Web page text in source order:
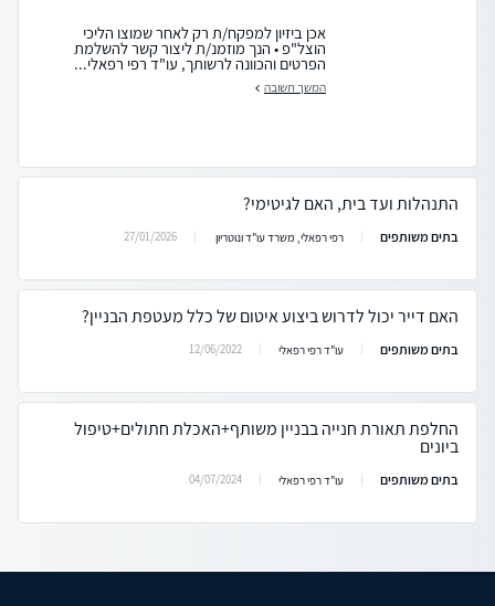
אכן ביזיון למפקח/ת רק לאחר שמוצו הליכי
הוצל"פ • הנך מוזמנ/ת ליצור קשר להשלמת
הפרטים והכוונה לרשותך, עו"ד רפי רפאלי...
המשך תשובה
התנהלות ועד בית, האם לגיטימי?
בתים משותפים רפי רפאלי, משרד עו"ד ונוטריון 27/01/2026
האם דייר יכול לדרוש ביצוע איטום של כלל מעטפת הבניין?
בתים משותפים עו"ד רפי רפאלי 12/06/2022
החלפת תאורת חנייה בבניין משותף+האכלת חתולים+טיפול
ביונים
בתים משותפים עו"ד רפי רפאלי 04/07/2024